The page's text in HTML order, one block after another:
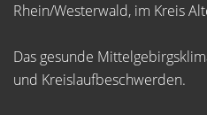
Rhein/Westerwald, im Kreis
Das gesunde
und Kreislaufbeschwerden.